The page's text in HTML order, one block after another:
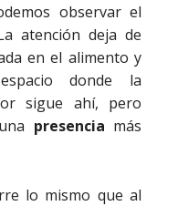
observar el
atención deja de
en el alimento y
donde la
sigue ahí, pero
presencia más
lo mismo que al